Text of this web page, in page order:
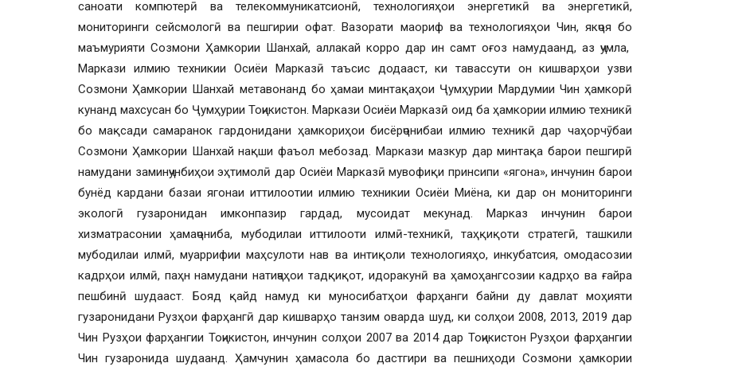
саноати компютерӣ ва телекоммуникатсионӣ, технологияҳои энергетикӣ ва энергетикӣ,
мониторинги сейсмологӣ ва пешгирии офат. Вазорати маориф ва технологияҳои Чин, якҷоя бо
маъмурияти Созмони Ҳамкории Шанхай, аллакай корро дар ин самт оғоз намудаанд, аз ҷумла,
Маркази илмию техникии Осиёи Марказӣ таъсис додааст, ки тавассути он кишварҳои узви
Созмони Ҳамкории Шанхай метавонанд бо ҳамаи минтақаҳои Ҷумҳурии Мардумии Чин ҳамкорӣ
кунанд махсусан бо Ҷумҳурии Тоҷикистон. Маркази Осиёи Марказӣ оид ба ҳамкории илмию техникӣ
бо мақсади самаранок гардонидани ҳамкориҳои бисёрҷонибаи илмию техникӣ дар чаҳорчӯбаи
Созмони Ҳамкории Шанхай нақши фаъол мебозад. Маркази мазкур дар минтақа барои пешгирӣ
намудани заминҷунбиҳои эҳтимолӣ дар Осиёи Марказӣ мувофиқи принсипи «ягона», инчунин барои
бунёд кардани базаи ягонаи иттилоотии илмию техникии Осиёи Миёна, ки дар он мониторинги
экологӣ гузаронидан имконпазир гардад, мусоидат мекунад. Марказ инчунин барои
хизматрасонии ҳамаҷониба, мубодилаи иттилооти илмӣ-техникӣ, таҳқиқоти стратегӣ, ташкили
мубодилаи илмӣ, муаррифии маҳсулоти нав ва интиқоли технологияҳо, инкубатсия, омодасозии
кадрҳои илмӣ, паҳн намудани натиҷаҳои тадқиқот, идоракунӣ ва ҳамоҳангсозии кадрҳо ва ғайра
пешбинӣ шудааст. Бояд қайд намуд ки муносибатҳои фарҳанги байни ду давлат моҳияти
гузаронидани Рузҳои фарҳангӣ дар кишварҳо танзим оварда шуд, ки солҳои 2008, 2013, 2019 дар
Чин Рузҳои фарҳангии Тоҷикистон, инчунин солҳои 2007 ва 2014 дар Тоҷикистон Рузҳои фарҳангии
Чин гузаронида шудаанд. Ҳамчунин ҳамасола бо дастгири ва пешниҳоди Созмони ҳамкории